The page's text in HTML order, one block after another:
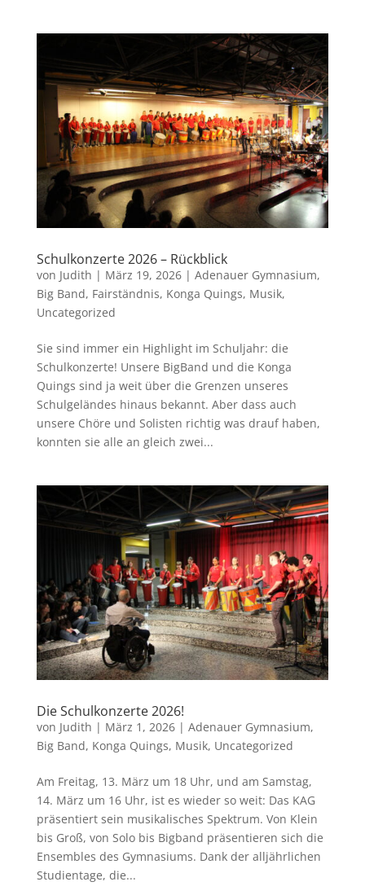
Schulkonzerte 2026 – Rückblick
von Judith | März 19, 2026| Adenauer Gymnasium,
Big Band, Fairständnis, Konga Quings, Musik,
Uncategorized
Sie sind immer ein Highlight im Schuljahr: die
Schulkonzerte! Unsere BigBand und die Konga
Quings sind ja weit über die Grenzen unseres
Schulgeländes hinaus bekannt. Aber dass auch
unsere Chöre und Solisten richtig was drauf haben,
konnten sie alle an gleich zwei...
Die Schulkonzerte 2026!
von Judith | März 1, 2026| Adenauer Gymnasium,
Big Band, Konga Quings, Musik, Uncategorized
Am Freitag, 13. März um 18 Uhr, und am Samstag,
14. März um 16 Uhr, ist es wieder so weit: Das KAG
präsentiert sein musikalisches Spektrum. Von Klein
bis Groß, von Solo bis Bigband präsentieren sich die
Ensembles des Gymnasiums. Dank der alljährlichen
Studientage, die...